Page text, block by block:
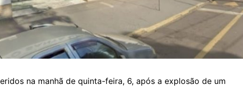
na manhã de quinta-feira, 6, após a explosão de um